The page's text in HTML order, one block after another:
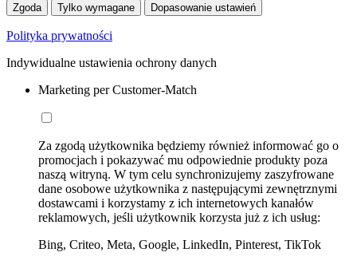
Zgoda Tylko wymagane Dopasowanie ustawień
Polityka prywatności
Indywidualne ustawienia ochrony danych
Marketing per Customer-Match
Za zgodą użytkownika będziemy również informować go o
promocjach i pokazywać mu odpowiednie produkty poza
naszą witryną. W tym celu synchronizujemy zaszyfrowane
dane osobowe użytkownika z następującymi zewnętrznymi
dostawcami i korzystamy z ich internetowych kanałów
reklamowych, jeśli użytkownik korzysta już z ich usług:
Bing, Criteo, Meta, Google, LinkedIn, Pinterest, TikTok